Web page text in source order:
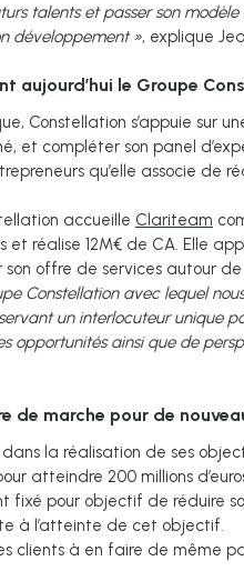
talents et passer son
développement », explique
aujourd’hui le Groupe
Constellation s’appuie sur
et compléter son panel
qu’elle associe
accueille Clariteam
réalise 12M€ de CA. Elle
offre de services autour
Constellation avec lequel
un interlocuteur unique
opportunités ainsi que de
de marche pour de
la réalisation de ses
atteindre 200 millions
fixé pour objectif de
à l’atteinte de cet objectif.
clients à en faire de même